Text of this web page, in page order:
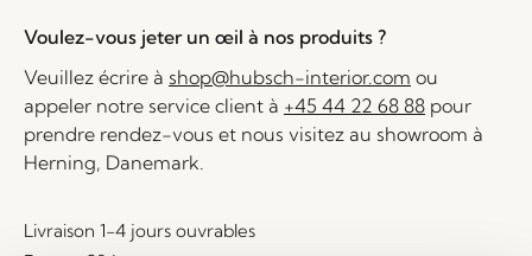
Voulez-vous jeter un œil à nos produits ?
Veuillez écrire à shop@hubsch-interior.com ou
appeler notre service client à +45 44 22 68 88 pour
prendre rendez-vous et nous visitez au showroom à
Herning, Danemark.
Livraison 1-4 jours ouvrables